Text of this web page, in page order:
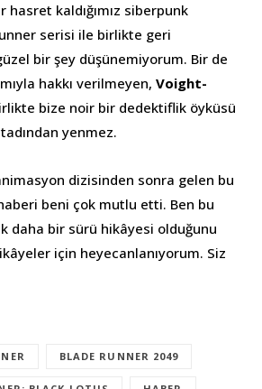
hasret kaldığımız siberpunk
serisi ile birlikte geri
bir şey düşünemiyorum. Bir de
hakkı verilmeyen, Voight-
bize noir bir dedektiflik öyküsü
yenmez.
dizisinden sonra gelen bu
beni çok mutlu etti. Ben bu
daha bir sürü hikâyesi olduğunu
için heyecanlanıyorum. Siz
BLADE RUNNER 2049